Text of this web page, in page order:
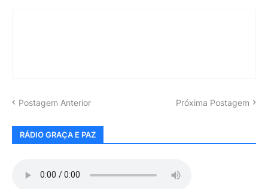
Postagem Anterior Próxima Postagem
RÁDIO GRAÇA E PAZ